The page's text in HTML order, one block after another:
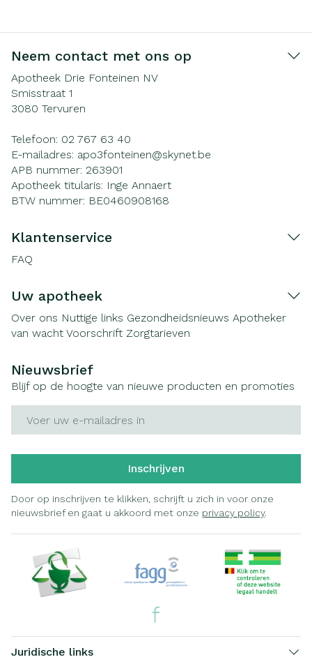
Neem contact met ons op
Apotheek Drie Fonteinen NV
Smisstraat 1
3080 Tervuren
Telefoon: 02 767 63 40
E-mailadres: apo3fonteinen@skynet.be
APB nummer: 263901
Apotheek titularis: Inge Annaert
BTW nummer: BE0460908168
Klantenservice
FAQ
Uw apotheek
Over ons Nuttige links Gezondheidsnieuws Apotheker
van wacht Voorschrift Zorgtarieven
Nieuwsbrief
Blijf op de hoogte van nieuwe producten en promoties
Inschrijven
Door op inschrijven te klikken, schrijft u zich in voor onze
nieuwsbrief en gaat u akkoord met onze privacy policy.
Juridische links